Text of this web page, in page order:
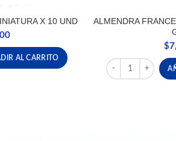
X 10 UND
X 10 UND cantidad
AL CARRITO
ALMENDRA
$
ALMENDRA